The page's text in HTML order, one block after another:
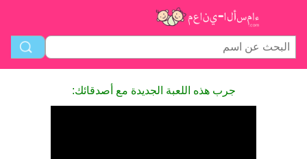
جرب هذه اللعبة الجديدة مع أصدقائك: